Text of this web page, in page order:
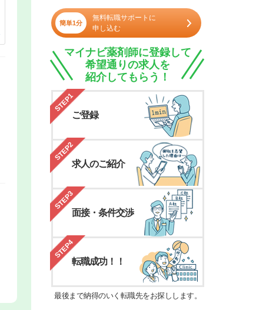
簡単1分
無料転職サポートに
申し込む
マイナビ薬剤師に登録して
希望通りの求人を
紹介してもらう！
STEP1
ご登録
STEP2
求人のご紹介
STEP3
面接・条件交渉
STEP4
転職成功！！
最後まで納得のいく転職先をお探しします。